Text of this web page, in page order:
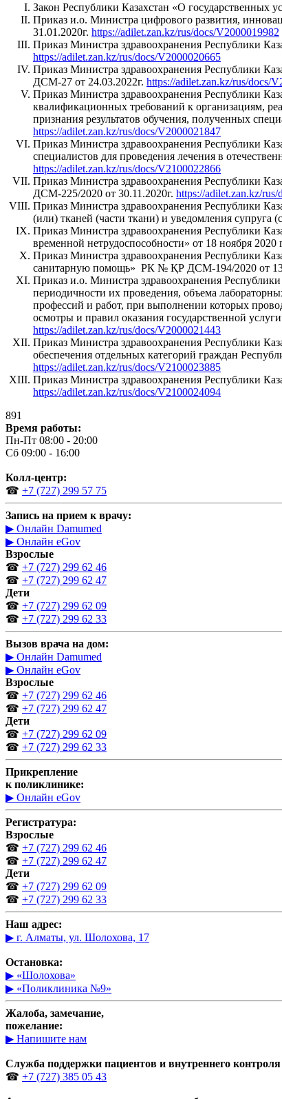
Закон Республики Казахстан «О государственных
Приказ и.о. Министра цифрового развития,
31.01.2020г. https://adilet.zan.kz/rus/docs/V2000019982
Приказ Министра здравоохранения Республики
https://adilet.zan.kz/rus/docs/V2000020665
Приказ Министра здравоохранения Республики
ДСМ-27 от 24.03.2022г. https://adilet.zan.kz/rus/docs/
Приказ Министра здравоохранения Республики
квалификационных требований к организациям,
признания результатов обучения, полученных
https://adilet.zan.kz/rus/docs/V2000021847
Приказ Министра здравоохранения Республики
специалистов для проведения лечения в
https://adilet.zan.kz/rus/docs/V2100022866
Приказ Министра здравоохранения Республики
ДСМ-225/2020 от 30.11.2020г. https://adilet.zan.kz/
Приказ Министра здравоохранения Республики
(или) тканей (части ткани) и уведомления
Приказ Министра здравоохранения Республики
временной нетрудоспособности» от 18 ноября
Приказ Министра здравоохранения Республики
санитарную помощь» РК № ҚР ДСМ-194/2020 от 13
Приказ и.о. Министра здравоохранения
периодичности их проведения, объема
профессий и работ, при выполнении которых
осмотры и правил оказания государственной
https://adilet.zan.kz/rus/docs/V2000021443
Приказ Министра здравоохранения Республики
обеспечения отдельных категорий граждан
https://adilet.zan.kz/rus/docs/V2100023885
Приказ Министра здравоохранения Республики
https://adilet.zan.kz/rus/docs/V2100024094
891
Время работы:
Пн-Пт 08:00 - 20:00
Сб 09:00 - 16:00
Колл-центр:
☎ +7 (727) 299 57 75
Запись на прием к врачу:
▶ Онлайн Damumed
▶ Онлайн eGov
Взрослые
☎ +7 (727) 299 62 46
☎ +7 (727) 299 62 47
Дети
☎ +7 (727) 299 62 09
☎ +7 (727) 299 62 33
Вызов врача на дом:
▶ Онлайн Damumed
▶ Онлайн eGov
Взрослые
☎ +7 (727) 299 62 46
☎ +7 (727) 299 62 47
Дети
☎ +7 (727) 299 62 09
☎ +7 (727) 299 62 33
Прикрепление
к поликлинике:
▶ Онлайн eGov
Регистратура:
Взрослые
☎ +7 (727) 299 62 46
☎ +7 (727) 299 62 47
Дети
☎ +7 (727) 299 62 09
☎ +7 (727) 299 62 33
Наш адрес:
▶ г. Алматы, ул. Шолохова, 17
Остановка:
▶ «Шолохова»
▶ «Поликлиника №9»
Жалоба, замечание,
пожелание:
▶ Напишите нам
Служба поддержки пациентов и внутреннего контроля
☎ +7 (727) 385 05 43